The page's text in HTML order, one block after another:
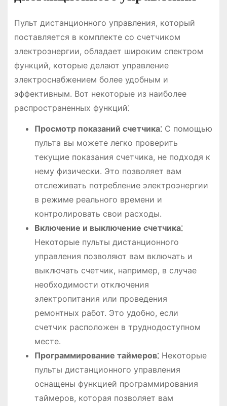
Пульт дистанционного управления, который
поставляется в комплекте со счетчиком
электроэнергии, обладает широким спектром
функций, которые делают управление
электроснабжением более удобным и
эффективным. Вот некоторые из наиболее
распространенных функций⁚
Просмотр показаний счетчика⁚С помощью
пульта вы можете легко проверить
текущие показания счетчика, не подходя к
нему физически. Это позволяет вам
отслеживать потребление электроэнергии
в режиме реального времени и
контролировать свои расходы.
Включение и выключение счетчика⁚
Некоторые пульты дистанционного
управления позволяют вам включать и
выключать счетчик, например, в случае
необходимости отключения
электропитания или проведения
ремонтных работ. Это удобно, если
счетчик расположен в труднодоступном
месте.
Программирование таймеров⁚Некоторые
пульты дистанционного управления
оснащены функцией программирования
таймеров, которая позволяет вам